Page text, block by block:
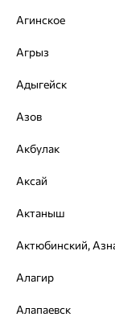
Агинское
Агрыз
Адыгейск
Азов
Акбулак
Аксай
Актаныш
Алагир
Алапаевск